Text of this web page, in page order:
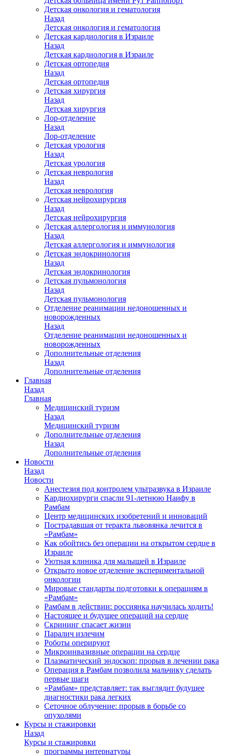
Детская онкология и гематология
Назад
Детская онкология и гематология
Детская кардиология в Израиле
Назад
Детская кардиология в Израиле
Детская ортопедия
Назад
Детская ортопедия
Детская хирургия
Назад
Детская хирургия
Лор-отделение
Назад
Лор-отделение
Детская урология
Назад
Детская урология
Детская неврология
Назад
Детская неврология
Детская нейрохирургия
Назад
Детская нейрохирургия
Детская аллергология и иммунология
Назад
Детская аллергология и иммунология
Детская эндокринология
Назад
Детская эндокринология
Детская пульмонология
Назад
Детская пульмонология
Отделение реанимации недоношенных и
новорожденных
Назад
Отделение реанимации недоношенных и
новорожденных
Дополнительные отделения
Назад
Дополнительные отделения
Главная
Назад
Главная
Медицинский туризм
Назад
Медицинский туризм
Дополнительные отделения
Назад
Дополнительные отделения
Новости
Назад
Новости
Анестезия под контролем ультразвука в Израиле
Кардиохирурги спасли 91-летнюю Наифу в
Рамбам
Центр медицинских изобретений и инноваций
Пострадавшая от теракта львовянка лечится в
«Рамбам»
Как обойтись без операции на открытом сердце в
Израиле
Уютная клиника для малышей в Израиле
Открыто новое отделение экспериментальной
онкологии
Мировые стандарты подготовки к операциям в
«Рамбам»
Рамбам в действии: россиянка научилась ходить!
Настоящее и будущее операций на сердце
Скрининг спасает жизни
Паралич излечим
Роботы оперируют
Микроинвазивные операции на сердце
Плазматический эндоскоп: прорыв в лечении рака
Операция в Рамбам позволила мальчику сделать
первые шаги
«Рамбам» представляет: так выглядит будущее
диагностики рака легких
Сеточное облучение: прорыв в борьбе со
опухолями
Курсы и стажировки
Назад
Курсы и стажировки
программы интернатуры